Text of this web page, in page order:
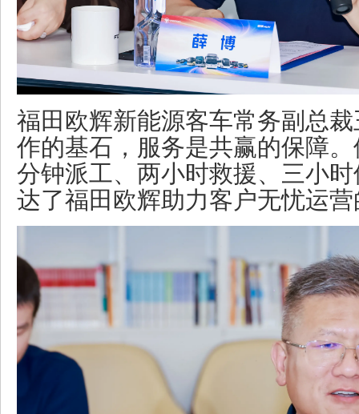
福田欧辉新能源客车常务副总
作的基石，服务是共赢的保障
分钟派工、两小时救援、三小
达了福田欧辉助力客户无忧运